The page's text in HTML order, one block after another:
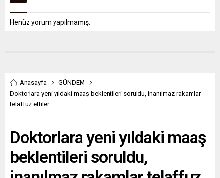
Henüz yorum yapılmamış.
Anasayfa
GÜNDEM
Doktorlara yeni yıldaki maaş beklentileri soruldu, inanılmaz rakamlar
telaffuz ettiler
Doktorlara yeni yıldaki maaş
beklentileri soruldu,